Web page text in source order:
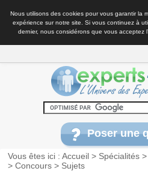
Nous utilisons des cookies pour vous garantir la
expérience sur notre site. Si vous continuez à
dernier, nous considérons que vous acceptez
Poser une
Vous êtes ici :Accueil > Spécialités >
>Concours > Sujets